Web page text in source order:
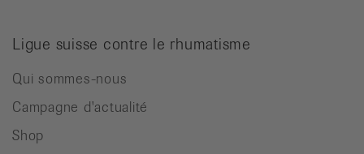
Ligue suisse contre le rhumatisme
Qui sommes-nous
Campagne d'actualité
Shop